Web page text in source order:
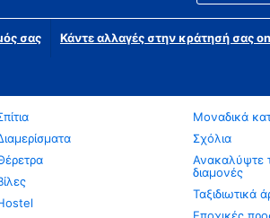
σας Κάντε αλλαγές στην κράτησή σας
Μοναδικά
Σχόλια
Ανακαλύψτε
διαμονές
Ταξιδιωτικά